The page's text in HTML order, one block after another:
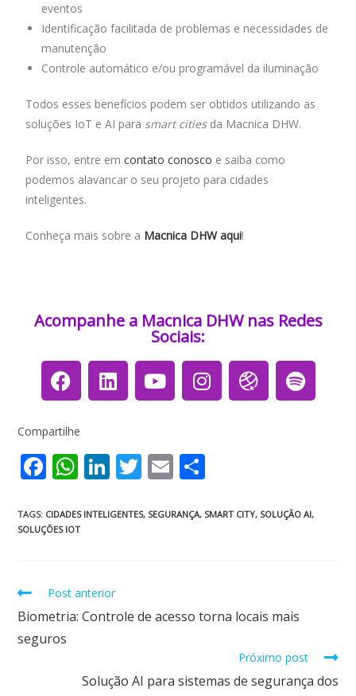
eventos
Identificação facilitada de problemas e necessidades de
manutenção
Controle automático e/ou programável da iluminação
Todos esses benefícios podem ser obtidos utilizando as
soluções IoT e AI para smart citiesda Macnica DHW.
Por isso, entre emcontato conosco e saiba como
podemos alavancar o seu projeto para cidades
inteligentes.
Conheça mais sobre a Macnica DHW aqui!
Acompanhe a Macnica DHW nas Redes
Sociais:​​​
Compartilhe
F
e
b
o
k
W
at
s
p
p
Li
k
n
T
itt
E
ai ar
TAGS: CIDADES INTELIGENTES, SEGURANÇA, SMART CITY, SOLUÇÃO AI,
SOLUÇÕES IOT
Post anterior
Biometria: Controle de acesso torna locais mais
seguros
Próximo post
Solução AI para sistemas de segurança dos